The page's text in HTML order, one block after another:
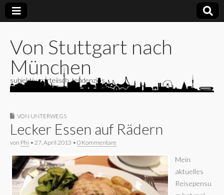
Von Stuttgart nach
München
subjektiv, parteiisch, tendenziös
VON UNTERWEGS
Lecker Essen auf Rädern
von Phi • 27. April 2013 • 0 Kommentare
Mein
aktuelles
Reisepensu